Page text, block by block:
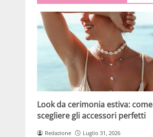
Look da cerimonia estiva: come
scegliere gli accessori perfetti
Redazione Luglio 31, 2026